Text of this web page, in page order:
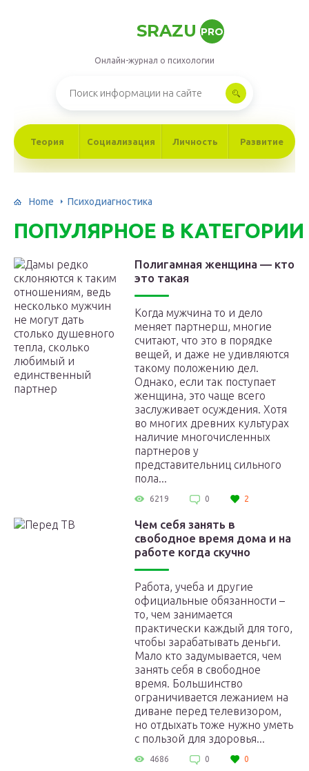
SRAZU PRO
Онлайн-журнал о психологии
Теория Социализация Личность Развитие
Home Психодиагностика
ПОПУЛЯРНОЕ В КАТЕГОРИИ
Полигамная женщина — кто
это такая
Когда мужчина то и дело
меняет партнерш, многие
считают, что это в порядке
вещей, и даже не удивляются
такому положению дел.
Однако, если так поступает
женщина, это чаще всего
заслуживает осуждения. Хотя
во многих древних культурах
наличие многочисленных
партнеров у
представительниц сильного
пола...
6219 0 2
Чем себя занять в
свободное время дома и на
работе когда скучно
Работа, учеба и другие
официальные обязанности –
то, чем занимается
практически каждый для того,
чтобы зарабатывать деньги.
Мало кто задумывается, чем
занять себя в свободное
время. Большинство
ограничивается лежанием на
диване перед телевизором,
но отдыхать тоже нужно уметь
с пользой для здоровья...
4686 0 0